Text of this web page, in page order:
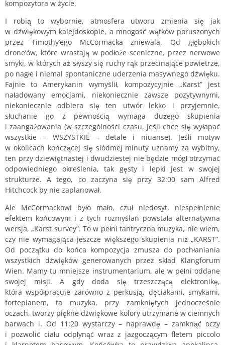
kompozytora w życie.
I robią to wybornie, atmosfera utworu zmienia się jak
w dźwiękowym kalejdoskopie, a mnogość wątków poruszonych
przez Timothy’ego McCormacka zniewala. Od głębokich
drone’ów, które wrastają w podłoże sceniczne, przez nerwowe
smyki, w których aż słyszy się ruchy rąk przecinające powietrze,
po nagłe i niemal spontaniczne uderzenia masywnego dźwięku.
Fajnie to Amerykanin wymyślił, kompozycyjnie „Karst” jest
naładowany emocjami, niekoniecznie zawsze pozytywnymi,
niekoniecznie odbiera się ten utwór lekko i przyjemnie,
słuchanie go z pewnością wymaga dużego skupienia
i zaangażowania (w szczególności czasu, jeśli chce się wyłapać
wszystkie – WSZYSTKIE – detale i niuanse). Jeśli motyw
w okolicach kończącej się siódmej minuty uznamy za wybitny,
ten przy dziewiętnastej i dwudziestej nie będzie mógł otrzymać
odpowiedniego określenia, tak gęsty i lepki jest w swojej
strukturze. A tego, co zaczyna się przy 32:00 sam Alfred
Hitchcock by nie zaplanował.
Ale McCormackowi było mało, czuł niedosyt, niespełnienie
efektem końcowym i z tych rozmyślań powstała alternatywna
wersja, „Karst survey”. To w pełni tantryczna muzyka, nie wiem,
czy nie wymagająca jeszcze większego skupienia niż „KARST”.
Od początku do końca kompozycja zmusza do pochłaniania
wszystkich dźwięków generowanych przez skład Klangforum
Wien. Mamy tu mniejsze instrumentarium, ale w pełni oddane
swojej misji. A gdy doda się trzeszczącą elektronikę,
która współpracuje zarówno z perkusją, dęciakami, smykami,
fortepianem, ta muzyka, przy zamkniętych jednocześnie
oczach, tworzy piękne dźwiękowe kolory utrzymane w ciemnych
barwach i. Od 11:20 wystarczy – naprawdę – zamknąć oczy
i pozwolić ciału odpłynąć wraz z jazgoczącym fletem piccolo